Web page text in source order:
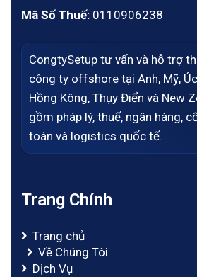
Mã Số Thuế: 0110906238
CongtySetup tư vấn và hỗ trợ
công ty offshore tại Anh, Mỹ,
Hồng Kông, Thụy Điển và New
gồm pháp lý, thuế, ngân hàng,
toán và logistics quốc tế.
Trang Chính
Trang chủ
Về Chúng Tôi
Dịch Vụ